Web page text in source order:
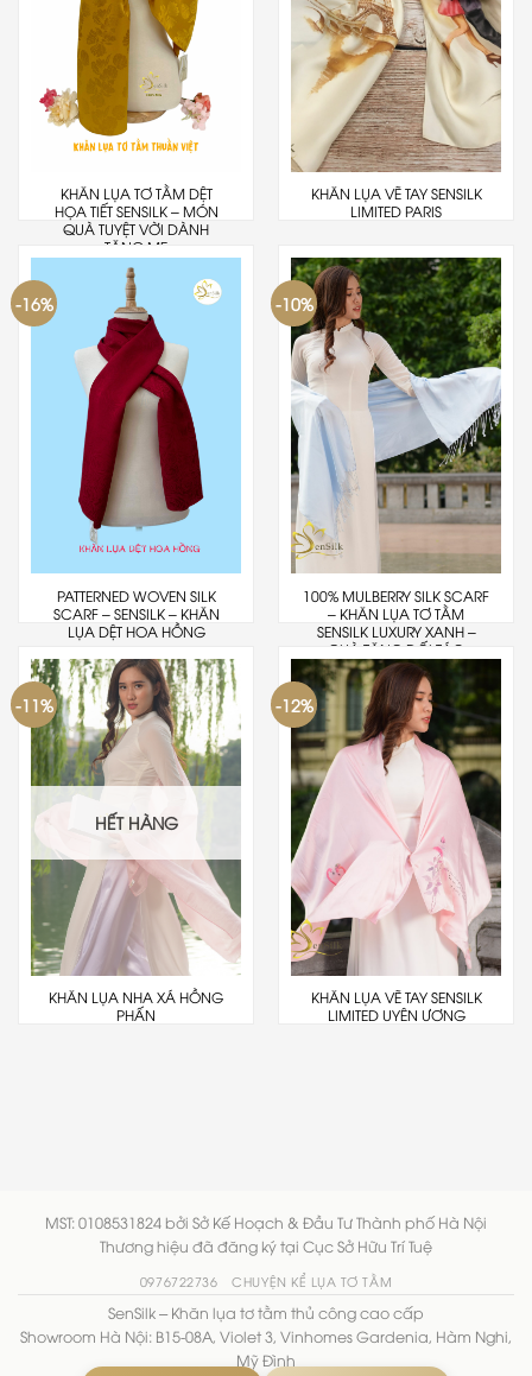
KHĂN LỤA TƠ TẰM DỆT
HỌA TIẾT SENSILK – MÓN
QUÀ TUYỆT VỜI DÀNH
TẶNG MẸ
KHĂN LỤA VẼ TAY SENSILK
LIMITED PARIS
-16%
PATTERNED WOVEN SILK
SCARF – SENSILK – KHĂN
LỤA DỆT HOA HỒNG
-10%
100% MULBERRY SILK SCARF
– KHĂN LỤA TƠ TẰM
SENSILK LUXURY XANH –
QUÀ TẶNG ĐỐI TÁC
-11%
HẾT HÀNG
KHĂN LỤA NHA XÁ HỒNG
PHẤN
-12%
KHĂN LỤA VẼ TAY SENSILK
LIMITED UYÊN ƯƠNG
MST: 0108531824 bởi Sở Kế Hoạch & Đầu Tư Thành phố Hà Nội
Thương hiệu đã đăng ký tại Cục Sở Hữu Trí Tuệ
0976722736 CHUYỆN KỂ LỤA TƠ TẰM
SenSilk – Khăn lụa tơ tằm thủ công cao cấp
Showroom Hà Nội: B15-08A, Violet 3, Vinhomes Gardenia, Hàm Nghi,
Mỹ Đình